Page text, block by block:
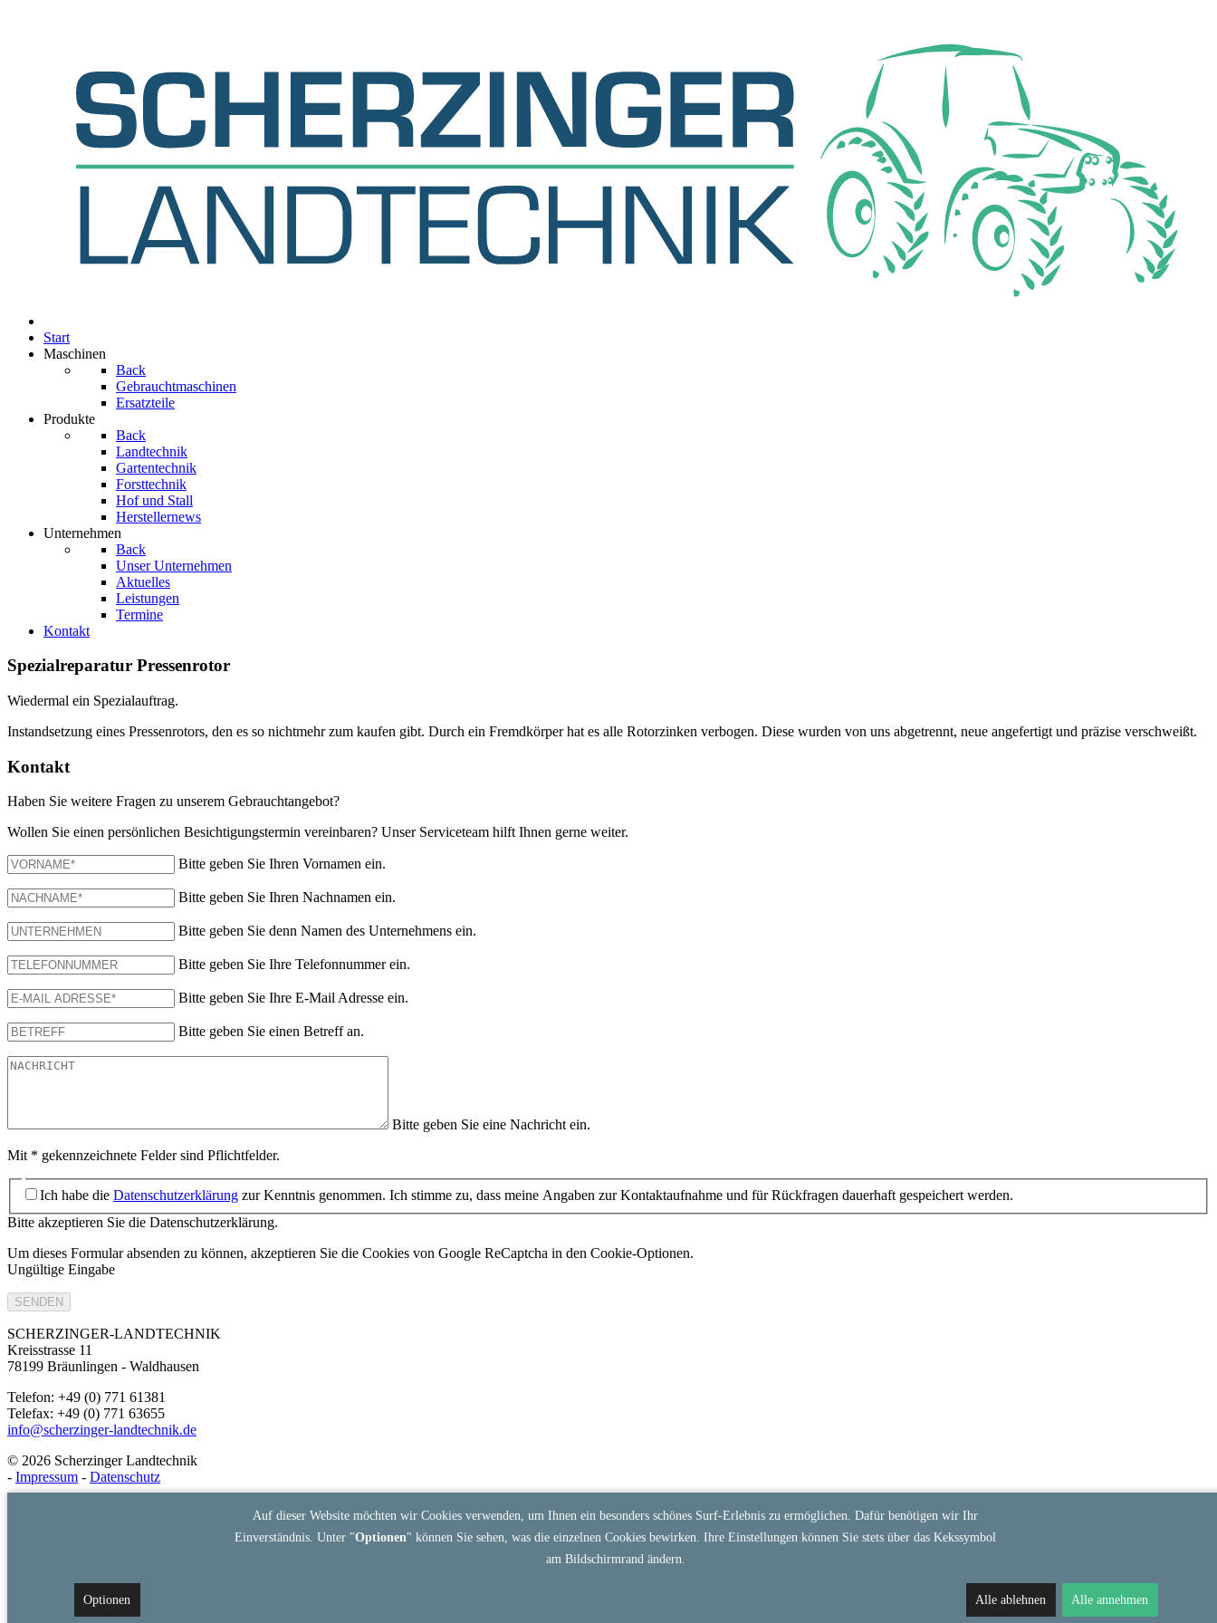
Start
Maschinen
Back
Gebrauchtmaschinen
Ersatzteile
Produkte
Back
Landtechnik
Gartentechnik
Forsttechnik
Hof und Stall
Herstellernews
Unternehmen
Back
Unser Unternehmen
Aktuelles
Leistungen
Termine
Kontakt
Spezialreparatur Pressenrotor
Wiedermal ein Spezialauftrag.
Instandsetzung eines Pressenrotors, den es so nichtmehr zum kaufen gibt. Durch ein Fremdkörper hat es alle Rotorzinken verbogen. Diese wurden von uns abgetrennt, neue angefertigt und präzise verschweißt.
Kontakt
Haben Sie weitere Fragen zu unserem Gebrauchtangebot?
Wollen Sie einen persönlichen Besichtigungstermin vereinbaren? Unser Serviceteam hilft Ihnen gerne weiter.
Bitte geben Sie Ihren Vornamen ein.
Bitte geben Sie Ihren Nachnamen ein.
Bitte geben Sie denn Namen des Unternehmens ein.
Bitte geben Sie Ihre Telefonnummer ein.
Bitte geben Sie Ihre E-Mail Adresse ein.
Bitte geben Sie einen Betreff an.
Bitte geben Sie eine Nachricht ein.
Mit * gekennzeichnete Felder sind Pflichtfelder.
Ich habe die Datenschutzerklärung zur Kenntnis genommen. Ich stimme zu, dass meine Angaben zur Kontaktaufnahme und für Rückfragen dauerhaft gespeichert werden.
Bitte akzeptieren Sie die Datenschutzerklärung.
Um dieses Formular absenden zu können, akzeptieren Sie die Cookies von Google ReCaptcha in den Cookie-Optionen.
Ungültige Eingabe
SENDEN
SCHERZINGER-LANDTECHNIK
Kreisstrasse 11
78199 Bräunlingen - Waldhausen
Telefon: +49 (0) 771 61381
Telefax: +49 (0) 771 63655
info@scherzinger-landtechnik.de
© 2026 Scherzinger Landtechnik
- Impressum - Datenschutz
Auf dieser Website möchten wir Cookies verwenden, um Ihnen ein besonders schönes Surf-Erlebnis zu ermöglichen. Dafür benötigen wir Ihr
Einverständnis. Unter "Optionen" können Sie sehen, was die einzelnen Cookies bewirken. Ihre Einstellungen können Sie stets über das Kekssymbol
am Bildschirmrand ändern.
Optionen Alle ablehnen Alle annehmen